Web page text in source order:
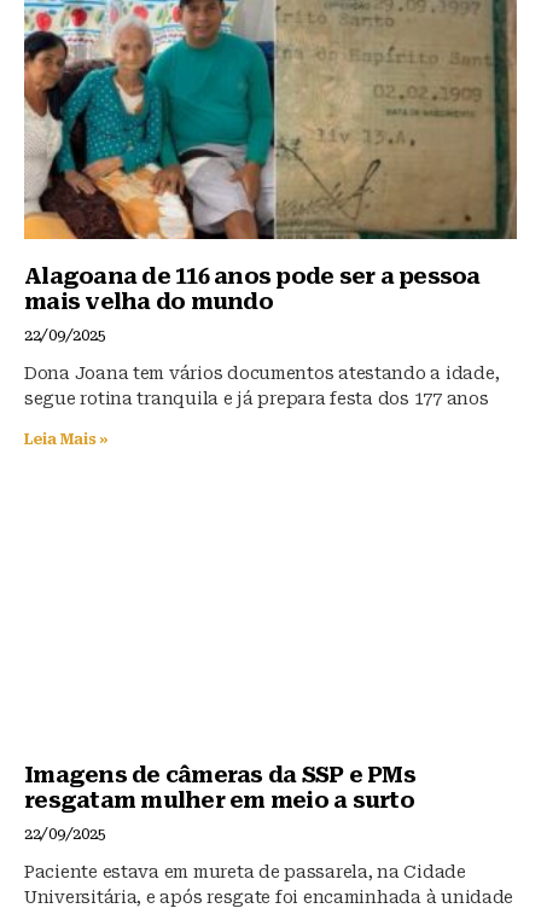
Alagoana de 116 anos pode ser a pessoa
mais velha do mundo
22/09/2025
Dona Joana tem vários documentos atestando a idade,
segue rotina tranquila e já prepara festa dos 177 anos
Leia Mais »
Imagens de câmeras da SSP e PMs
resgatam mulher em meio a surto
22/09/2025
Paciente estava em mureta de passarela, na Cidade
Universitária, e após resgate foi encaminhada à unidade